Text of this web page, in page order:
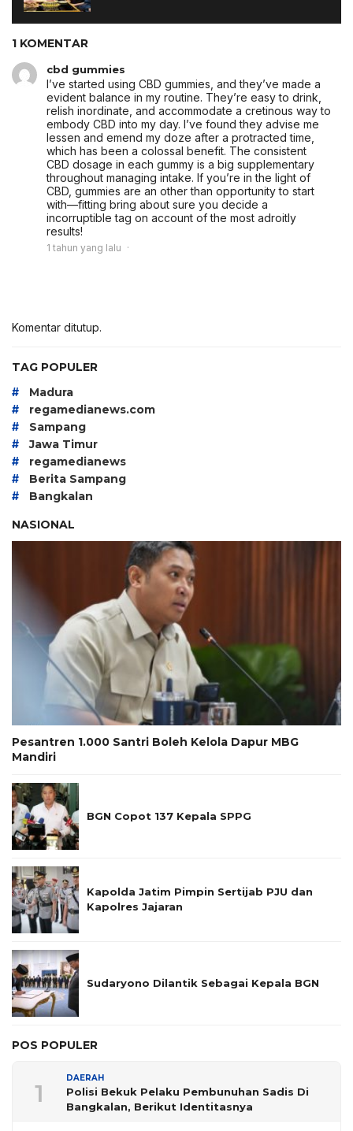
1 KOMENTAR
cbd gummies
I’ve started using CBD gummies, and they’ve made a
evident balance in my routine. They’re easy to drink,
relish inordinate, and accommodate a cretinous way to
embody CBD into my day. I’ve found they advise me
lessen and emend my doze after a protracted time,
which has been a colossal benefit. The consistent
CBD dosage in each gummy is a big supplementary
throughout managing intake. If you’re in the light of
CBD, gummies are an other than opportunity to start
with—fitting bring about sure you decide a
incorruptible tag on account of the most adroitly
results!
1 tahun yang lalu
Komentar ditutup.
TAG POPULER
# Madura
# regamedianews.com
# Sampang
# Jawa Timur
# regamedianews
# Berita Sampang
#
Bangkalan
NASIONAL
Pesantren 1.000 Santri Boleh Kelola Dapur MBG
Mandiri
BGN Copot 137 Kepala SPPG
Kapolda Jatim Pimpin Sertijab PJU dan
Kapolres Jajaran
Sudaryono Dilantik Sebagai Kepala BGN
POS POPULER
1
DAERAH
Polisi Bekuk Pelaku Pembunuhan Sadis Di
Bangkalan, Berikut Identitasnya